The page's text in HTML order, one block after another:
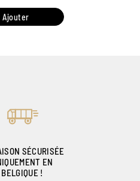
Ajouter
SÉCURISÉE
EN
BELGIQUE !